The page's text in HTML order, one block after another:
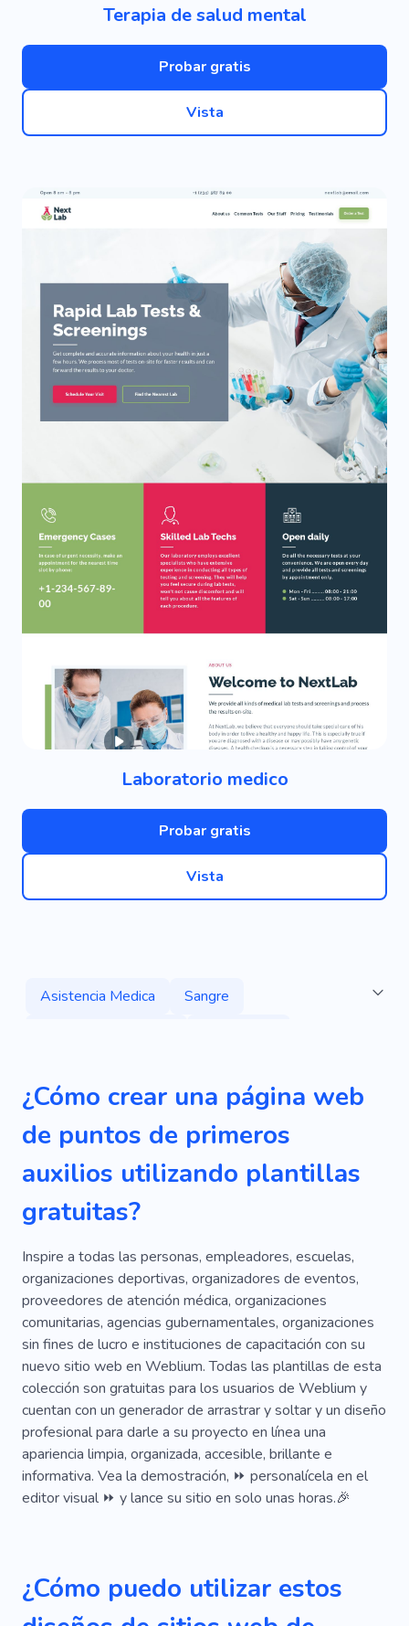
Terapia de salud mental
Probar gratis
Vista
Laboratorio medico
Probar gratis
Vista
Asistencia Medica
Sangre
Prevención De Enfermedades
Recaudación De Fondos
Salud Mental
Salvar Vidas
Cuidador
Asistencia Médica Primaria
Rehabilitación
Terapia
Hospital
Apoyo
Ayuda Ayuda
Religión
Doctor
Recuperación
Diagnóstico
Consulta
Personal Cáncer
Oncología
Policlínico
Vacunación
Drogas
Empresa Medica
Cirugía
Radiografía
Clínica
Donación
Organización
Organización Caritativa
Prevención
Centros De Crisis
Educación
Salvar a La Gente
Protección Temporal
¿Cómo crear una página web
de puntos de primeros
auxilios utilizando plantillas
gratuitas?
Inspire a todas las personas, empleadores, escuelas,
organizaciones deportivas, organizadores de eventos,
proveedores de atención médica, organizaciones
comunitarias, agencias gubernamentales, organizaciones
sin fines de lucro e instituciones de capacitación con su
nuevo sitio web en Weblium. Todas las plantillas de esta
colección son gratuitas para los usuarios de Weblium y
cuentan con un generador de arrastrar y soltar y un diseño
profesional para darle a su proyecto en línea una
apariencia limpia, organizada, accesible, brillante e
informativa. Vea la demostración, ⏩ personalícela en el
editor visual ⏩ y lance su sitio en solo unas horas.🎉
¿Cómo puedo utilizar estos